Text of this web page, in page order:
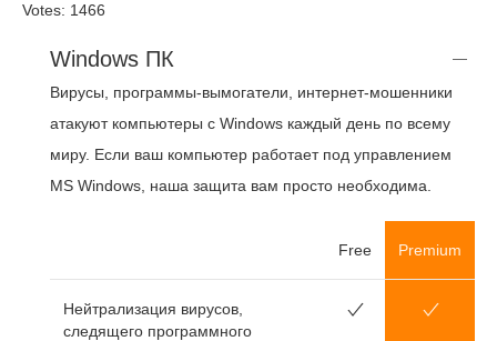
Votes: 1466
Windows ПК
Вирусы, программы-вымогатели, интернет-мошенники
атакуют компьютеры с Windows каждый день по всему
миру. Если ваш компьютер работает под управлением
MS Windows, наша защита вам просто необходима.
Free Premium
Нейтрализация вирусов,
следящего программного